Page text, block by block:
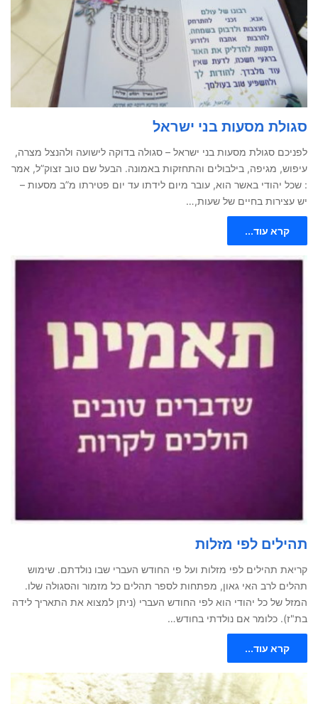
סגולת מסעות בני ישראל
לפניכם סגולת מסעות בני ישראל – סגולה בדוקה לישועה ולהנצל מצרה,
עיפוש, מגיפה, בילבולים והתחזקות באמונה. הבעל שם טוב זצוק”ל, אמר
: שכל יהודי באשר הוא, עובר מיום לידתו עד יום פטירתו מ”ב מסעות –
יש עצירות בחיים של שעות,…
קרא עוד...
תהילים לפי מזלות
קריאת תהילים לפי מזלות ועל פי החודש העברי שבו נולדתם. שימוש
תהלים לרב האי גאון, מפתחות לספר תהלים כל מזמור והסגולה שלו.
המזל של כל יהודי הוא לפי החודש העברי (ניתן למצוא את התאריך לידה
בת"ז). כלומר אם נולדתי בחודש…
קרא עוד...